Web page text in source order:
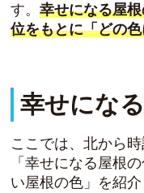
す。幸せになる屋
位をもとに「どの
幸せにな
ここでは、北から
「幸せになる屋根
い屋根の色」を紹介